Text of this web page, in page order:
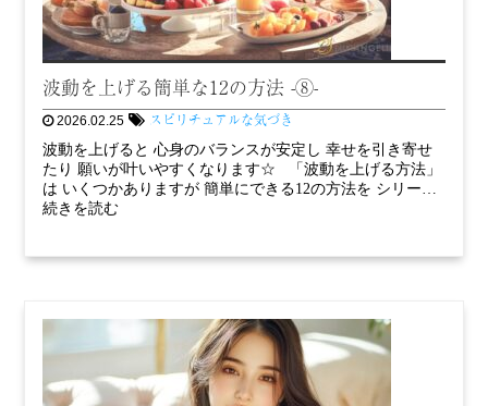
波動を上げる簡単な12の方法 -⑧-
2026.02.25 スピリチュアルな気づき
波動を上げると 心身のバランスが安定し 幸せを引き寄せ
たり 願いが叶いやすくなります☆ 「波動を上げる方法」
は いくつかありますが 簡単にできる12の方法を シリー…
続きを読む